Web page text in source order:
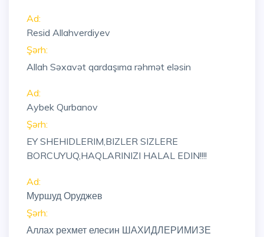
Ad:
Resid Allahverdiyev
Şərh:
Allah Səxavət qardaşıma rəhmət eləsin
Ad:
Aybek Qurbanov
Şərh:
EY SHEHIDLERIM,BIZLER SIZLERE
BORCUYUQ,HAQLARINIZI HALAL EDIN!!!!
Ad:
Муршуд Оруджев
Şərh:
Аллах рехмет елесин ШАХИДЛЕРИМИЗЕ